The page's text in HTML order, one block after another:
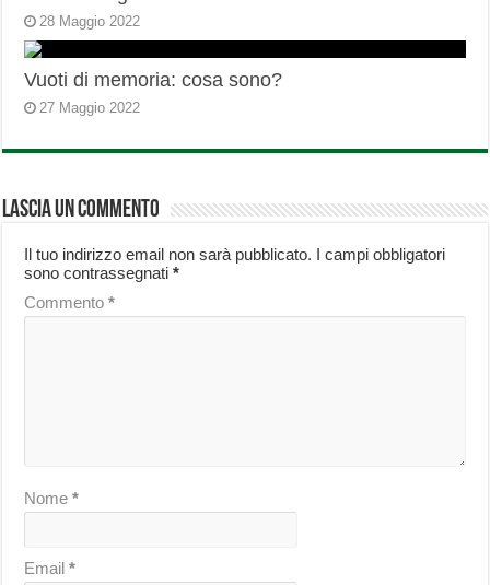
28 Maggio 2022
Vuoti di memoria: cosa sono?
27 Maggio 2022
Lascia un commento
Il tuo indirizzo email non sarà pubblicato. I campi obbligatori
sono contrassegnati*
Commento*
Nome*
Email*